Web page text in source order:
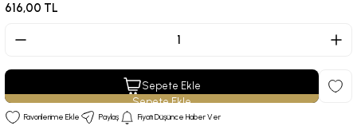
616,00 TL
Sepete Ekle
Paylaş Fiyatı Düşünce Haber Ver